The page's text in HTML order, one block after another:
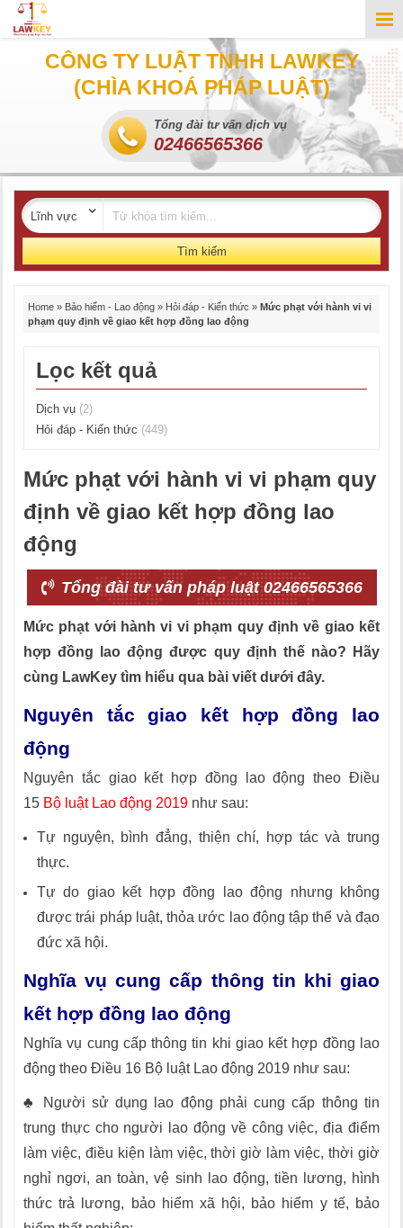
CÔNG TY LUẬT TNHH LAWKEY
(CHÌA KHOÁ PHÁP LUẬT)
Tổng đài tư vấn dịch vụ
02466565366
Tìm kiếm
Home » Bảo hiểm - Lao động » Hỏi đáp - Kiến thức » Mức phạt với hành vi vi
phạm quy định về giao kết hợp đồng lao động
Lọc kết quả
Dịch vụ (2)
Hỏi đáp - Kiến thức (449)
Mức phạt với hành vi vi phạm quy
định về giao kết hợp đồng lao
động
Tổng đài tư vấn pháp luật 02466565366
Mức phạt với hành vi vi phạm quy định về giao kết
hợp đồng lao động được quy định thế nào? Hãy
cùng LawKey tìm hiểu qua bài viết dưới đây.
Nguyên tắc giao kết hợp đồng lao
động
Nguyên tắc giao kết hợp đồng lao động theo Điều
15 Bộ luật Lao động 2019 như sau:
Tự nguyện, bình đẳng, thiện chí, hợp tác và trung
thực.
Tự do giao kết hợp đồng lao động nhưng không
được trái pháp luật, thỏa ước lao động tập thể và đạo
đức xã hội.
Nghĩa vụ cung cấp thông tin khi giao
kết hợp đồng lao động
Nghĩa vụ cung cấp thông tin khi giao kết hợp đồng lao
động theo Điều 16 Bộ luật Lao động 2019 như sau:
♣ Người sử dụng lao động phải cung cấp thông tin
trung thực cho người lao động về công việc, địa điểm
làm việc, điều kiện làm việc, thời giờ làm việc, thời giờ
nghỉ ngơi, an toàn, vệ sinh lao động, tiền lương, hình
thức trả lương, bảo hiểm xã hội, bảo hiểm y tế, bảo